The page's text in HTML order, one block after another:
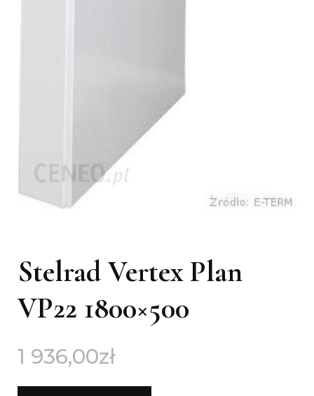
Stelrad Vertex Plan
VP22 1800×500
1 936,00zł